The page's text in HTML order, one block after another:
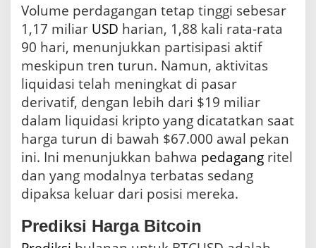
Volume perdagangan tetap tinggi sebesar
1,17 miliar USD harian, 1,88 kali rata-rata
90 hari, menunjukkan partisipasi aktif
meskipun tren turun. Namun, aktivitas
liquidasi telah meningkat di pasar
derivatif, dengan lebih dari $19 miliar
dalam liquidasi kripto yang dicatatkan saat
harga turun di bawah $67.000 awal pekan
ini. Ini menunjukkan bahwa pedagang ritel
dan yang modalnya terbatas sedang
dipaksa keluar dari posisi mereka.
Prediksi Harga Bitcoin